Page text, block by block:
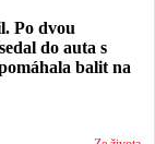
Po dvou
do auta s
balit na